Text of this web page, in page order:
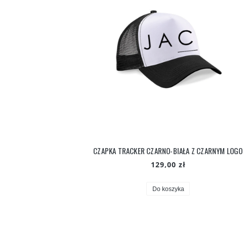
CZAPKA TRACKER CZARNO-BIAŁA Z CZARNYM LOGO
129,00 zł
Do koszyka